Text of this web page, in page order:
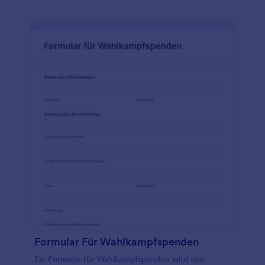
und Preise einfach per Drag & Drop aktualisieren,
Integration mit PayPal Invoicing vornehmen, um
Ihr Bestellformular in ein Zahlungsformular, indem
Formular Für Wahlkampfspenden
Ein Formular für Wahlkampfspenden wird von